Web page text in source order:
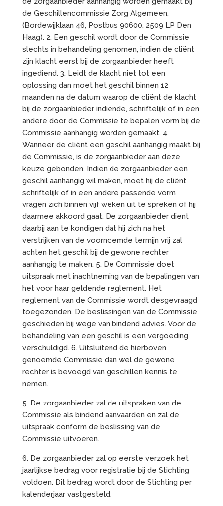
de Geschillencommissie Zorg Algemeen,
(Bordewijklaan 46, Postbus 90600, 2509 LP Den
Haag). 2. Een geschil wordt door de Commissie
slechts in behandeling genomen, indien de cliënt
zijn klacht eerst bij de zorgaanbieder heeft
ingediend. 3. Leidt de klacht niet tot een
oplossing dan moet het geschil binnen 12
maanden na de datum waarop de cliënt de klacht
bij de zorgaanbieder indiende, schriftelijk of in een
andere door de Commissie te bepalen vorm bij de
Commissie aanhangig worden gemaakt. 4.
Wanneer de cliënt een geschil aanhangig maakt bij
de Commissie, is de zorgaanbieder aan deze
keuze gebonden. Indien de zorgaanbieder een
geschil aanhangig wil maken, moet hij de cliënt
schriftelijk of in een andere passende vorm
vragen zich binnen vijf weken uit te spreken of hij
daarmee akkoord gaat. De zorgaanbieder dient
daarbij aan te kondigen dat hij zich na het
verstrijken van de voornoemde termijn vrij zal
achten het geschil bij de gewone rechter
aanhangig te maken. 5. De Commissie doet
uitspraak met inachtneming van de bepalingen van
het voor haar geldende reglement. Het
reglement van de Commissie wordt desgevraagd
toegezonden. De beslissingen van de Commissie
geschieden bij wege van bindend advies. Voor de
behandeling van een geschil is een vergoeding
verschuldigd. 6. Uitsluitend de hierboven
genoemde Commissie dan wel de gewone
rechter is bevoegd van geschillen kennis te
nemen.
5. De zorgaanbieder zal de uitspraken van de
Commissie als bindend aanvaarden en zal de
uitspraak conform de beslissing van de
Commissie uitvoeren.
6. De zorgaanbieder zal op eerste verzoek het
jaarlijkse bedrag voor registratie bij de Stichting
voldoen. Dit bedrag wordt door de Stichting per
kalenderjaar vastgesteld.